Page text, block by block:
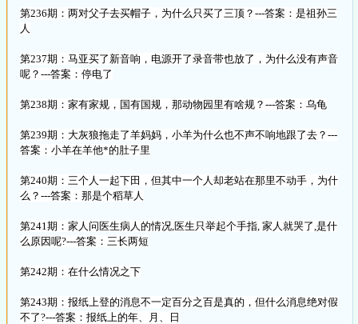
第236期：两对父子去买帽子，为什么只买了三顶？---答案：是祖孙三
人
第237期：马亚买了新音响，电源开了录音带也放了，为什么没有声音
呢？---答案：停电了
第238期：家有家规，国有国规，那动物园里有啥规？---答案：乌龟
第239期：大灰狼拖走了羊妈妈，小羊为什么也不声不响地跟了去？---
答案：小羊在羊他*的肚子里
第240期：三个人一起下田，但其中一个人却老站在那里不动手，为什
么？---答案：那是个稻草人
第241期：家人问医生病人的情况,医生只举起个手指, 家人就哭了,是什
么原因呢?---答案：三长两短
第242期：在什么情况之下
第243期：报纸上登的消息不一定百分之百是真的，但什么消息绝对假
不了?---答案：报纸上的年、月、日